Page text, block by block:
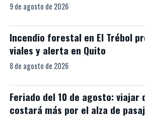
9 de agosto de 2026
Incendio forestal en El Trébol
viales y alerta en Quito
8 de agosto de 2026
Feriado del 10 de agosto: viajar
costará más por el alza de